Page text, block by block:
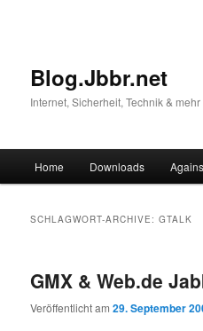
Blog.Jbbr.net
Internet, Sicherheit, Technik & mehr
Zum
Zum
wechseln
Home Downloads
SCHLAGWORT-ARCHIVE:GTALK
GMX & Web.de
Veröffentlicht am29. September